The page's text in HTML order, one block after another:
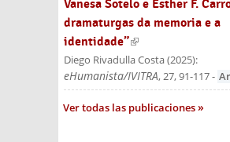
Vanesa Sotelo e Esther F.
dramaturgas da memoria e a
identidade”(link is external)
Diego Rivadulla Costa(2025):
eHumanista/IVITRA, 27, 91-117-
Ver todas las publicaciones